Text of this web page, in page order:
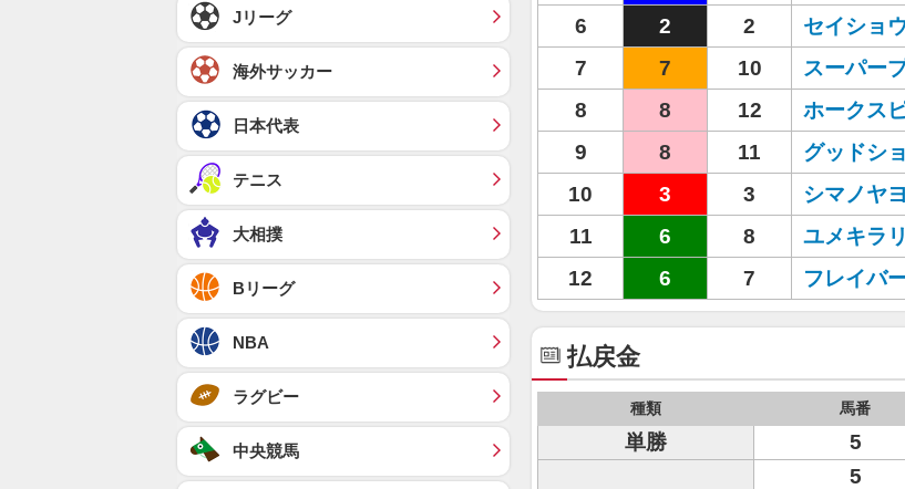
6
2 2 セイショ
7
7 10 スーパー
8
8 12 ホークス
9
8 11 グッドシ
10
3 3 シマノヤ
11
6 8 ユメキラリ
12
6 7 フレイバ
払戻金
種類 馬番
単勝 5
5
Jリーグ
海外サッカー
日本代表
テニス
大相撲
Bリーグ
NBA
ラグビー
中央競馬